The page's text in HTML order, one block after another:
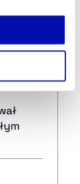
plików cookie,
np. we
opcji